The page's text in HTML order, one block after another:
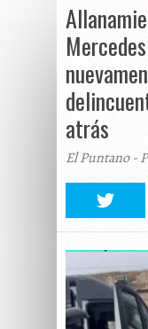
atrás
El Puntano -